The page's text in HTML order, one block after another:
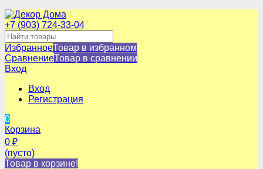
+7 (903) 724-33-04
ИзбранноеТовар в избранном
СравнениеТовар в сравнении
Вход
Вход
Регистрация
0
Корзина
0 ₽
(пусто)
Товар в корзине!